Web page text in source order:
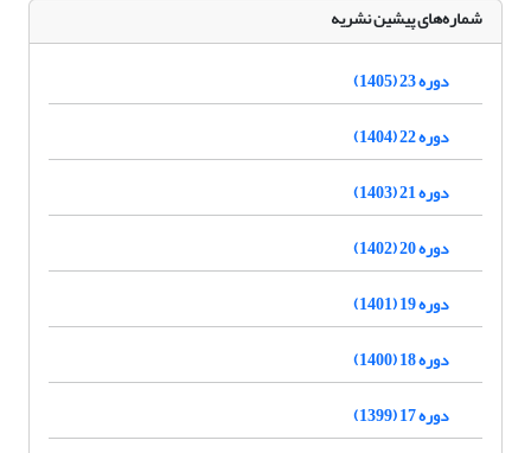
شماره‌های پیشین نشریه
دوره 23 (1405)
دوره 22 (1404)
دوره 21 (1403)
دوره 20 (1402)
دوره 19 (1401)
دوره 18 (1400)
دوره 17 (1399)